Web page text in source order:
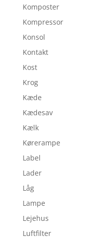
Komposter
Kompressor
Konsol
Kontakt
Kost
Krog
Kæde
Kædesav
Kælk
Kørerampe
Label
Lader
Låg
Lampe
Lejehus
Luftfilter